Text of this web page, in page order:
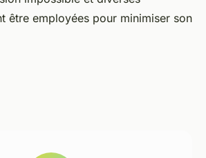
être employées pour minimiser son